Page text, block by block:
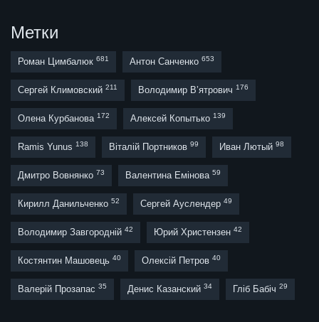
Метки
Роман Цимбалюк 681 Антон Санченко 653
Сергей Климовский 211 Володимир В’ятрович 176
Олена Курбанова 172 Алексей Копытько 139
Ramis Yunus 138 Віталій Портников 99 Иван Лютый 98
Дмитро Вовнянко 73 Валентина Емінова 59
Кирилл Данильченко 52 Сергей Ауслендер 49
Володимир Завгородній 42 Юрий Христензен 42
Костянтин Машовець 40 Олексій Петров 40
Валерій Прозапас 35 Денис Казанский 34 Гліб Бабіч 29